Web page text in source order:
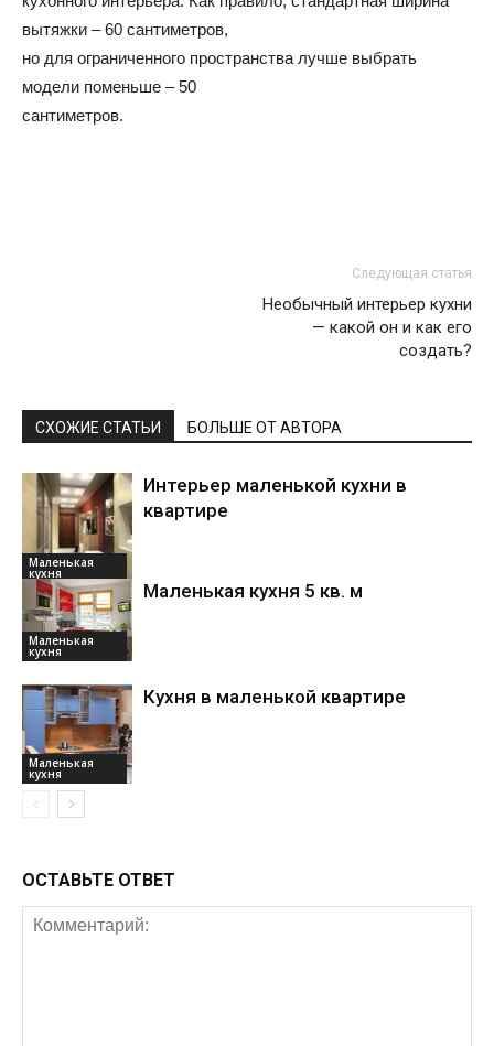
вытяжки – 60 сантиметров,
но для ограниченного пространства лучше выбрать
модели поменьше – 50
сантиметров.
Следующая статья
Необычный интерьер кухни
— какой он и как его
создать?
СХОЖИЕ СТАТЬИ БОЛЬШЕ ОТ АВТОРА
Маленькая
кухня
Интерьер маленькой кухни в
квартире
Маленькая
кухня
Маленькая кухня 5 кв. м
Маленькая
кухня
Кухня в маленькой квартире
ОСТАВЬТЕ ОТВЕТ